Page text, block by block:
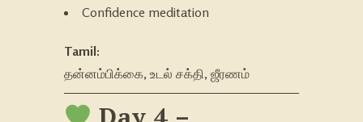
Confidence meditation
Tamil:
தன்னம்பிக்கை, உடல் சக்தி, ஜீரணம்